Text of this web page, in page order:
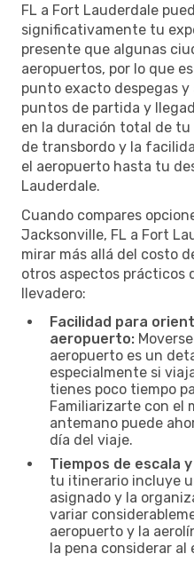
FL a Fort Lauderdale
significativamente tu
presente que algunas
aeropuertos, por lo que
punto exacto despegas
puntos de partida y
en la duración total de tu
de transbordo y la
el aeropuerto hasta tu
Lauderdale.
Cuando compares
Jacksonville, FL a Fort
mirar más allá del costo
otros aspectos prácticos
llevadero:
Facilidad para
aeropuerto:
aeropuerto es un
especialmente si
tienes poco tiempo
Familiarizarte con el
antemano puede
día del viaje.
Tiempos de escala
tu itinerario incluye
asignado y la
variar
aeropuerto y la
la pena considerar